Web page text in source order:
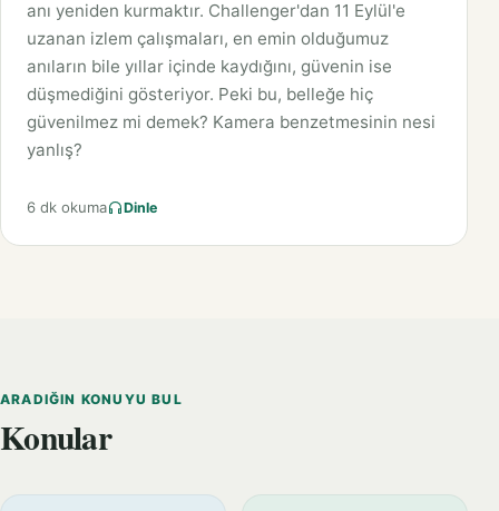
anı yeniden kurmaktır. Challenger'dan 11 Eylül'e
uzanan izlem çalışmaları, en emin olduğumuz
anıların bile yıllar içinde kaydığını, güvenin ise
düşmediğini gösteriyor. Peki bu, belleğe hiç
güvenilmez mi demek? Kamera benzetmesinin nesi
yanlış?
6 dk okuma Dinle
ARADIĞIN KONUYU BUL
Konular